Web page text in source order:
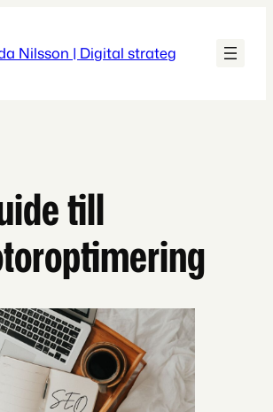
Nilsson | Digital strateg
till